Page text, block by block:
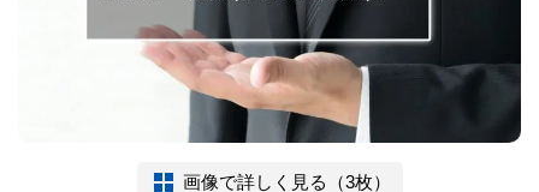
画像で詳しく見る（3枚）